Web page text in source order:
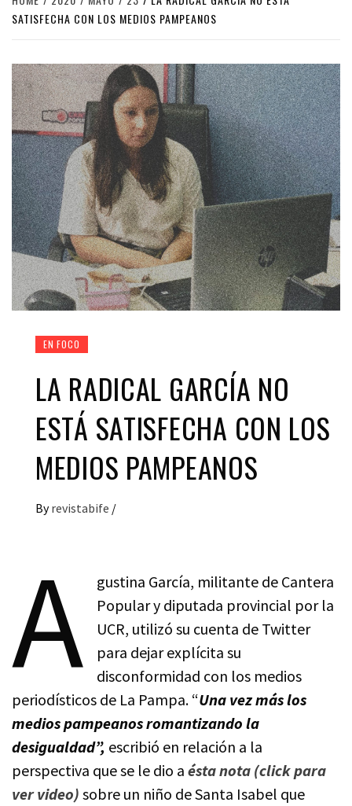
SATISFECHA CON LOS MEDIOS PAMPEANOS
EN FOCO
LA RADICAL GARCÍA NO
ESTÁ SATISFECHA CON LOS
MEDIOS PAMPEANOS
By revistabife /
A
gustina García, militante de Cantera
Popular y diputada provincial por la
UCR, utilizó su cuenta de Twitter
para dejar explícita su
disconformidad con los medios
periodísticos de La Pampa. “Una vez más los
medios pampeanos romantizando la
desigualdad”, escribió en relación a la
perspectiva que se le dio a ésta nota (click para
ver video) sobre un niño de Santa Isabel que